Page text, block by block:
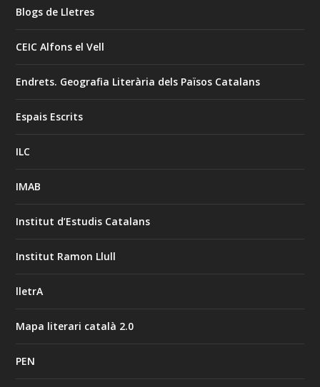
Blogs de Lletres
CEIC Alfons el Vell
Endrets. Geografia Literària dels Països Catalans
Espais Escrits
ILC
IMAB
Institut d’Estudis Catalans
Institut Ramon Llull
lletrA
Mapa literari català 2.0
PEN